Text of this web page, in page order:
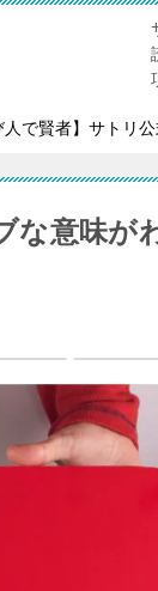
人で賢者】サトリ
な意味が